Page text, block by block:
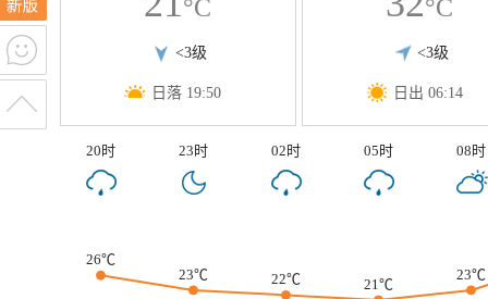
°C
<3级
日落 19:50
°C
<3级
日出 06:14
20时 23时 02时 05时 08时
26℃
23℃
22℃ 21℃
23℃